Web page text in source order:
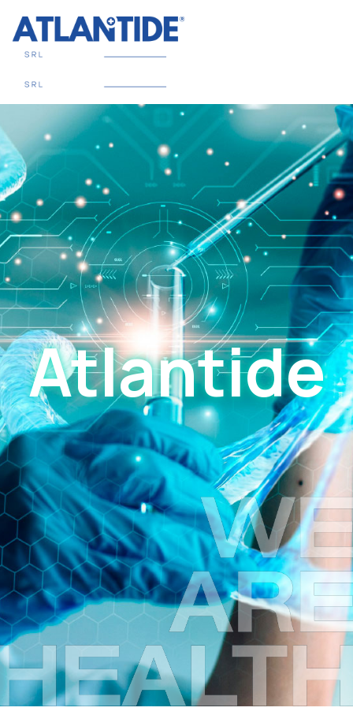
06 99312763 info@atlantide-health.it
Atlantide
srl
Atlantide
srl
Atlantide